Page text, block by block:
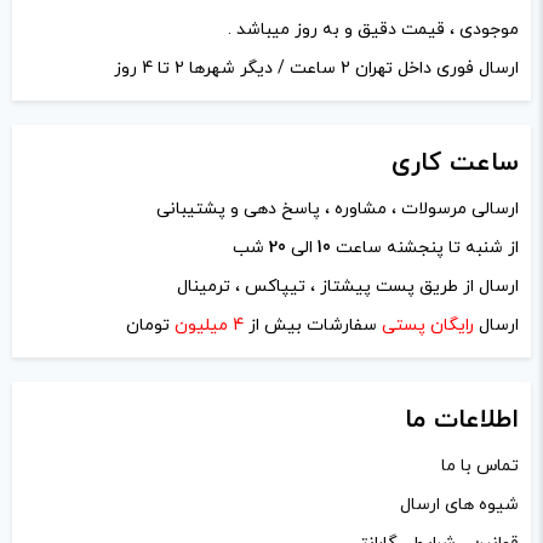
نام*
ایمیل*
ذخیره نام، ایمیل و وبسایت من در مرورگر برای زمانی که دوباره
موجودی ، قیمت دقیق و به روز میباشد .
ارسال فوری داخل تهران 2 ساعت / دیگر شهرها 2 تا 4 روز
ساعت کاری
ارسالی مرسولات ، مشاوره ، پاسخ دهی و پشتیبانی
از شنبه تا پنجشنه ساعت 10 الی 20 شب
ارسال از طریق پست پیشتاز ، تیپاکس ، ترمینال
ارسال رایگان پستی سفارشات بیش از 4 میلیون تومان
اطلاعات ما
تماس با ما
شیوه های ارسال